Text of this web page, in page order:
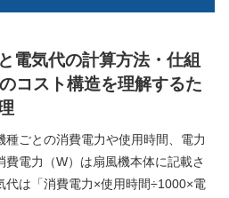
電気代の計算方法・仕組
コスト構造を理解するた
ごとの消費電力や使用時間、電力
電力（W）は扇風機本体に記載さ
代は「消費電力×使用時間÷1000×電